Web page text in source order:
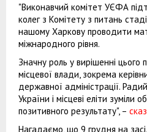
"Виконавчий комітет УЄФА
колег з Комітету з питань
нашому Харкову проводити
міжнародного рівня.
Значну роль у вирішенні цього
місцевої влади, зокрема
державної адміністрації.
України і місцеві еліти зуміли
позитивного результату", –
Нагадаємо, що 9 грудня на